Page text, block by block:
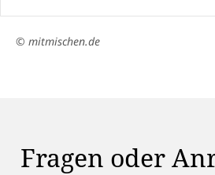
© mitmischen.de
Fragen oder